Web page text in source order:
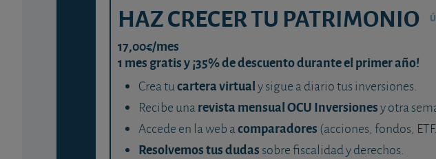
HAZ CRECER TU PATRIMONIO
17,00€/mes
1 mes gratis y ¡35% de descuento durante el primer año!
Crea tucartera virtualy sigue a diario tus inversiones.
Recibe unarevista mensual OCU Inversionesy otra
Accede en la web acomparadores (acciones, fondos,
Resolvemos tus dudas sobre fiscalidad y derechos.